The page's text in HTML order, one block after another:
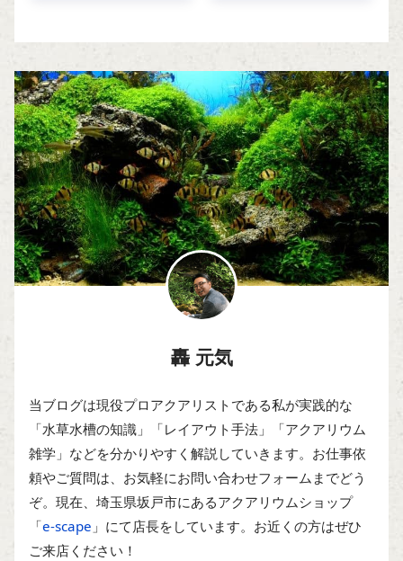
轟 元気
当ブログは現役プロアクアリストである私が実践的な
「水草水槽の知識」「レイアウト手法」「アクアリウム
雑学」などを分かりやすく解説していきます。お仕事依
頼やご質問は、お気軽にお問い合わせフォームまでどう
ぞ。現在、埼玉県坂戸市にあるアクアリウムショップ
「e-scape 」にて店長をしています。お近くの方はぜひ
ご来店ください！